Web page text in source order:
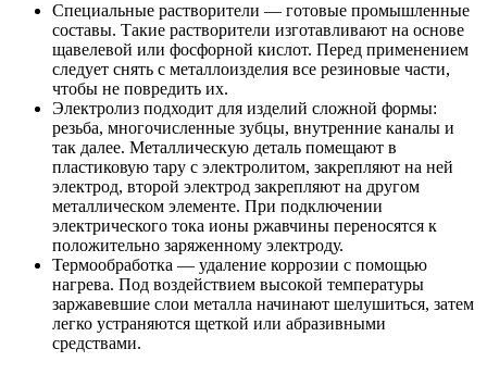
Специальные растворители — готовые промышленные
составы. Такие растворители изготавливают на основе
щавелевой или фосфорной кислот. Перед применением
следует снять с металлоизделия все резиновые части,
чтобы не повредить их.
Электролиз подходит для изделий сложной формы:
резьба, многочисленные зубцы, внутренние каналы и
так далее. Металлическую деталь помещают в
пластиковую тару с электролитом, закрепляют на ней
электрод, второй электрод закрепляют на другом
металлическом элементе. При подключении
электрического тока ионы ржавчины переносятся к
положительно заряженному электроду.
Термообработка — удаление коррозии с помощью
нагрева. Под воздействием высокой температуры
заржавевшие слои металла начинают шелушиться, затем
легко устраняются щеткой или абразивными
средствами.